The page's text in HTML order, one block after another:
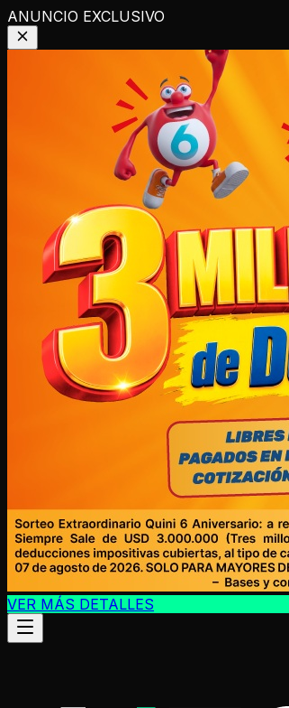
ANUNCIO EXCLUSIVO
VER MÁS DETALLES